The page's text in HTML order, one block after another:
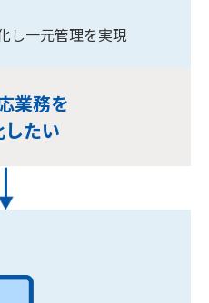
し一元管理を実現
業務を
したい